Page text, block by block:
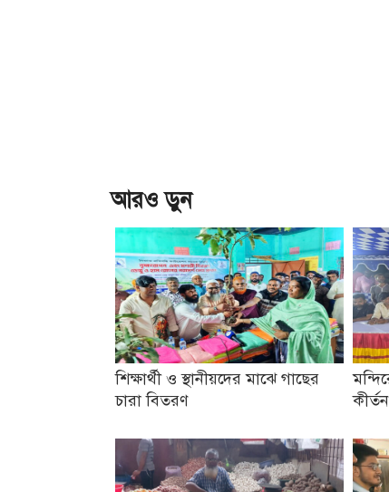
আরও ড়ুন
শিক্ষার্থী ও স্থানীয়দের মাঝে গাছের
চারা বিতরণ